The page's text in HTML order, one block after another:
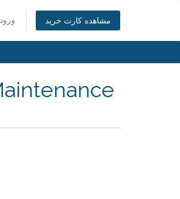
ورود مشاهده کارت خرید